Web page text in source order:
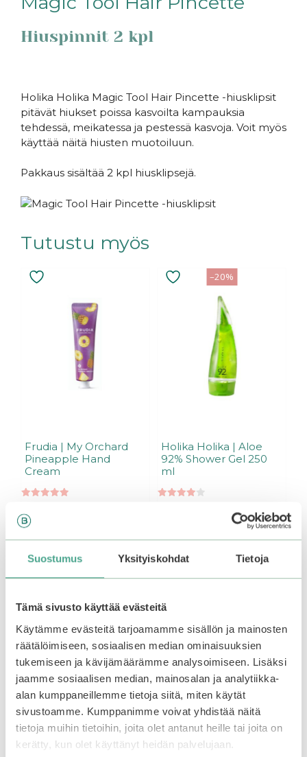
Suostumus Yksityiskohdat Tietoja
Tämä sivusto käyttää evästeitä
Käytämme evästeitä tarjoamamme sisällön ja mainosten
räätälöimiseen, sosiaalisen median ominaisuuksien
tukemiseen ja kävijämäärämme analysoimiseen. Lisäksi
jaamme sosiaalisen median, mainosalan ja analytiikka-
alan kumppaneillemme tietoja siitä, miten käytät
sivustoamme. Kumppanimme voivat yhdistää näitä
tietoja muihin tietoihin, joita olet antanut heille tai joita on
kerätty, kun olet käyttänyt heidän palvelujaan.
Hiuspinnit 2 kpl
Holika Holika Magic Tool Hair Pincette -hiusklipsit
pitävät hiukset poissa kasvoilta kampauksia
tehdessä, meikatessa ja pestessä kasvoja. Voit myös
käyttää näitä hiusten muotoiluun.
Pakkaus sisältää 2 kpl hiusklipsejä.
Tutustu myös
Frudia | My Orchard
Pineapple Hand
Cream
5:stä
Varasto loppu.
odotuslistalle tästä, niin
saat ilmoituksen, kun
–20%
Holika Holika | Aloe
92% Shower Gel 250
ml
Lisää ostoskoriin